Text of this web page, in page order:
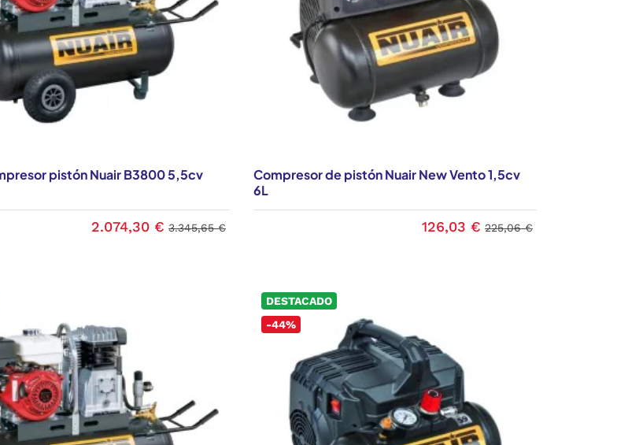
pistón Nuair B3800 5,5cv
2.074,30 € 3.345,65 €
Compresor de pistón Nuair New Vento 1,5cv
6L
126,03 € 225,06 €
DESTACADO
-44%